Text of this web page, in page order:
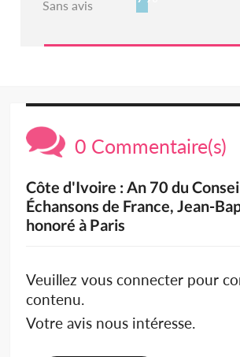
Sans avis
0 Commentaire(s)
Côte d'Ivoire : An 70 du
Échansons de France, Jean-
honoré à Paris
Veuillez vous connecter pour
contenu.
Votre avis nous intéresse.